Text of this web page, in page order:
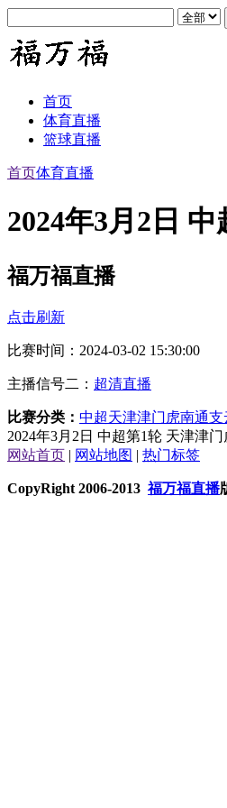
首页
体育直播
篮球直播
首页体育直播
2024年3月2日
福万福直播
点击刷新
比赛时间：2024-03-02 15:30:00
主播信号二： 超清直播
比赛分类： 中超天津津门虎南通支
2024年3月2日 中超第1轮 天津津
网站首页 | 网站地图 | 热门标签
CopyRight 2006-2013福万福直播